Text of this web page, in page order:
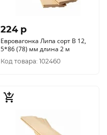
224 p
Евровагонка Липа сорт В 12,
5*86 (78) мм длина 2 м
Код товара: 102460